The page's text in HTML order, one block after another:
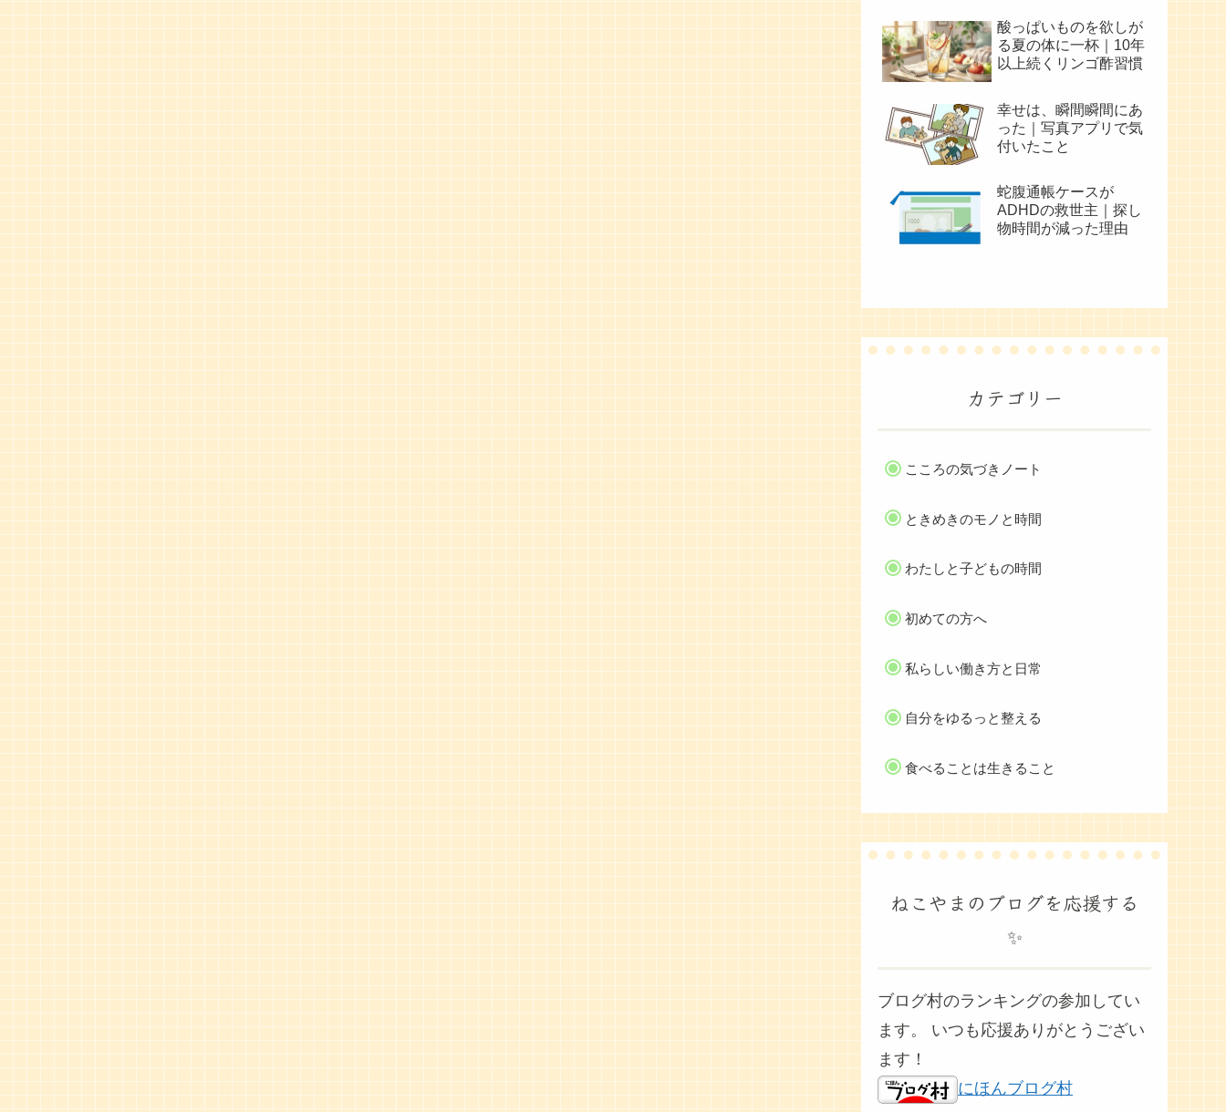
酸っぱいものを欲しが
る夏の体に一杯｜10年
以上続くリンゴ酢習慣
幸せは、瞬間瞬間にあ
った｜写真アプリで気
付いたこと
蛇腹通帳ケースが
ADHDの救世主｜探し
物時間が減った理由
カテゴリー
こころの気づきノート
ときめきのモノと時間
わたしと子どもの時間
初めての方へ
私らしい働き方と日常
自分をゆるっと整える
食べることは生きること
ねこやまのブログを応援する
✨
ブログ村のランキングの参加してい
ます。 いつも応援ありがとうござい
ます！
にほんブログ村